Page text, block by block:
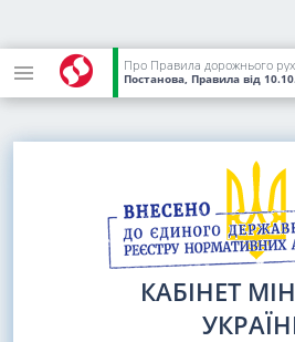
Про Правила дорожнього
Постанова, Правила від
КАБІНЕТ